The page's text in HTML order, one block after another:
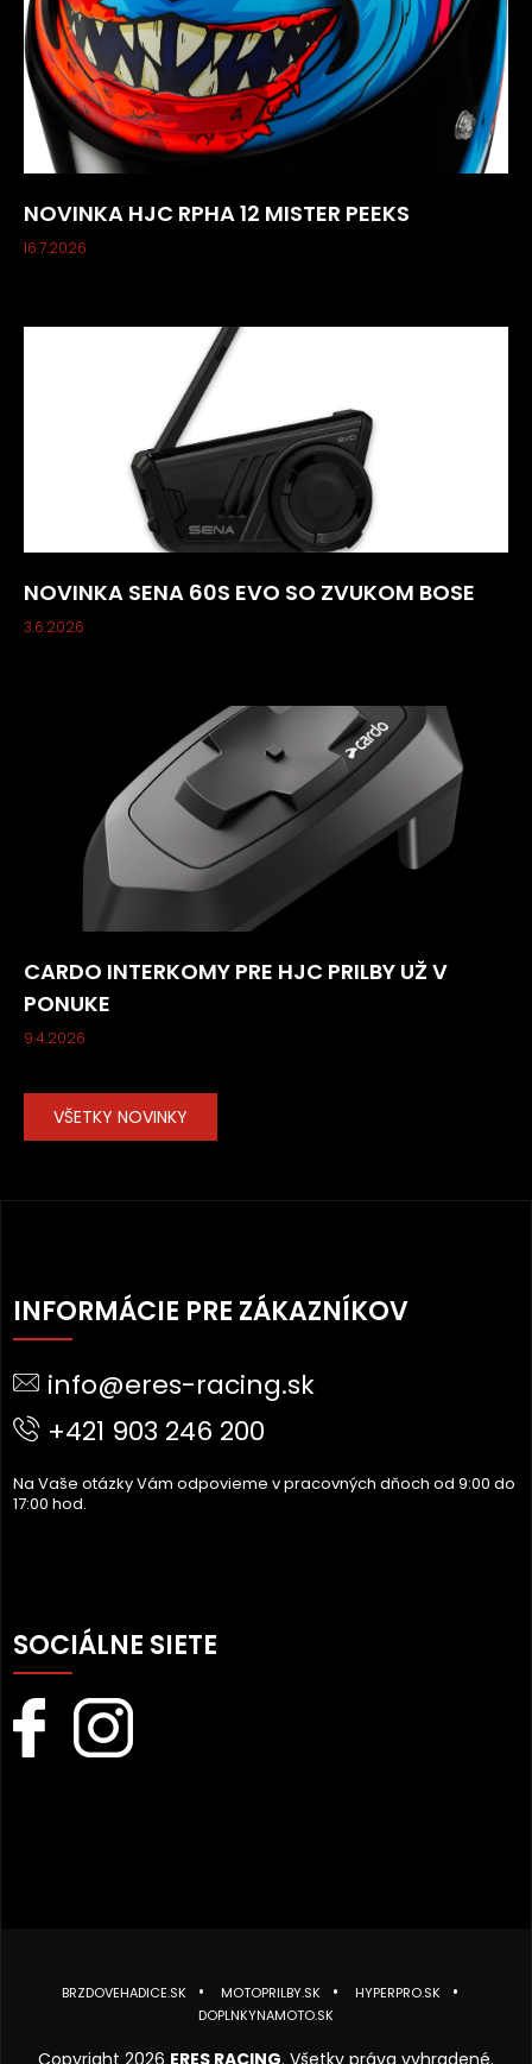
NOVINKA HJC RPHA 12 MISTER PEEKS
16.7.2026
NOVINKA SENA 60S EVO SO ZVUKOM BOSE
3.6.2026
CARDO INTERKOMY PRE HJC PRILBY UŽ V
PONUKE
9.4.2026
VŠETKY NOVINKY
Á
P
T
INFORMÁCIE PRE ZÁKAZNÍKOV
info@eres-racing.sk
+421 903 246 200
Na Vaše otázky Vám odpovieme v pracovných dňoch od 9:00 do
17:00 hod.
SOCIÁLNE SIETE
BRZDOVEHADICE.SK MOTOPRILBY.SK
HYPERPRO.SK
DOPLNKYNAMOTO.SK
Copyright 2026 ERES RACING. Všetky práva vyhradené.